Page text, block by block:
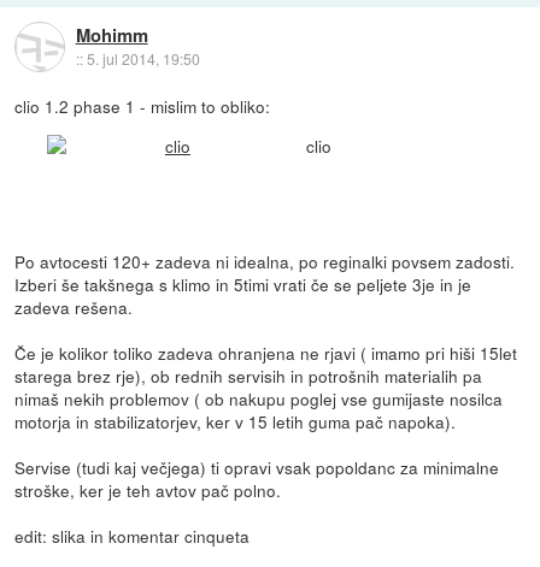
Mohimm
::5. jul 2014, 19:50
clio 1.2 phase 1 - mislim to obliko:
clio
Po avtocesti 120+ zadeva ni idealna, po reginalki povsem zadosti.
Izberi še takšnega s klimo in 5timi vrati če se peljete 3je in je
zadeva rešena.
Če je kolikor toliko zadeva ohranjena ne rjavi ( imamo pri hiši 15let
starega brez rje), ob rednih servisih in potrošnih materialih pa
nimaš nekih problemov ( ob nakupu poglej vse gumijaste nosilca
motorja in stabilizatorjev, ker v 15 letih guma pač napoka).
Servise (tudi kaj večjega) ti opravi vsak popoldanc za minimalne
stroške, ker je teh avtov pač polno.
edit: slika in komentar cinqueta